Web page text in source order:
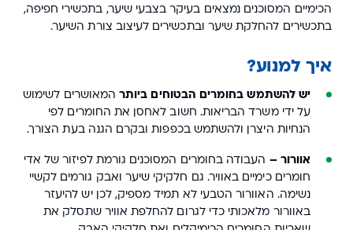
הכימיים המסוכנים נמצאים בעיקר בצבעי שיער, בתכשירי חפיפה,
בתכשירים להחלקת שיער ובתכשירים לעיצוב צורת השיער.
איך למנוע?
יש להשתמש בחומרים הבטוחים ביותרהמאושרים לשימוש
על ידי משרד הבריאות. חשוב לאחסן את החומרים לפי
הנחיות היצרן ולהשתמש בכפפות ובקרם הגנה בעת הצורך.
אוורור – העבודה בחומרים המסוכנים גורמת לפיזור של אדי
חומרים כימיים באוויר. גם חלקיקי שיער ואבק גורמים לקשיי
נשימה. האוורור הטבעי לא תמיד מספיק, לכן יש להיעזר
באוורור מלאכותי כדי לגרום להחלפת אוויר שתסלק את